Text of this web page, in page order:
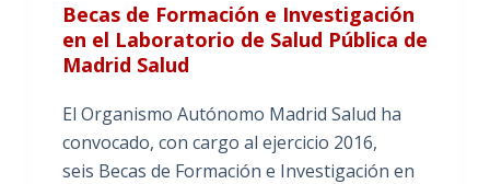
Becas de Formación e Investigación
en el Laboratorio de Salud Pública de
Madrid Salud
El Organismo Autónomo Madrid Salud ha
convocado, con cargo al ejercicio 2016,
seis Becas de Formación e Investigación en